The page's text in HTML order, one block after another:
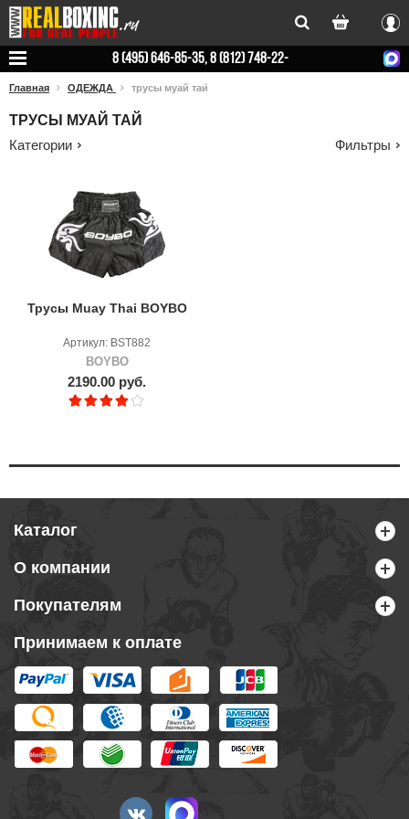
Вход
8 (495) 646-85-35, 8 (812) 748-22-
78
Главная ОДЕЖДА трусы муай тай
ТРУСЫ МУАЙ ТАЙ
Категории
Фильтры
Трусы Muay Thai BOYBO
Артикул: BST882
BOYBO
2190.00 руб.
Каталог
О компании
Покупателям
Принимаем к оплате